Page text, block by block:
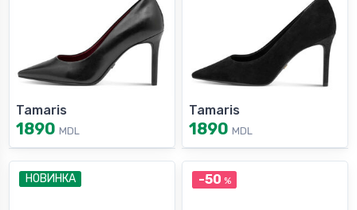
Tamaris
1890 MDL
Tamaris
1890 MDL
НОВИНКА -50 %